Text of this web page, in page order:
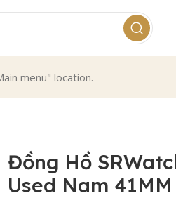
menu" location.
Đồng Hồ
Used Nam 41MM